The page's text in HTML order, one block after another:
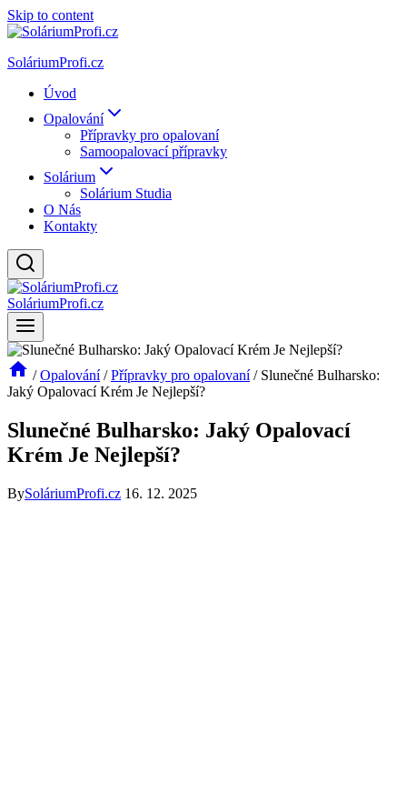
Skip to content
SoláriumProfi.cz
Úvod
Opalování
Přípravky pro opalovaní
Samoopalovací přípravky
Solárium
Solárium Studia
O Nás
Kontakty
SoláriumProfi.cz
/ Opalování / Přípravky pro opalovaní / Slunečné Bulharsko:
Jaký Opalovací Krém Je Nejlepší?
Slunečné Bulharsko: Jaký Opalovací
Krém Je Nejlepší?
BySoláriumProfi.cz 16. 12. 2025